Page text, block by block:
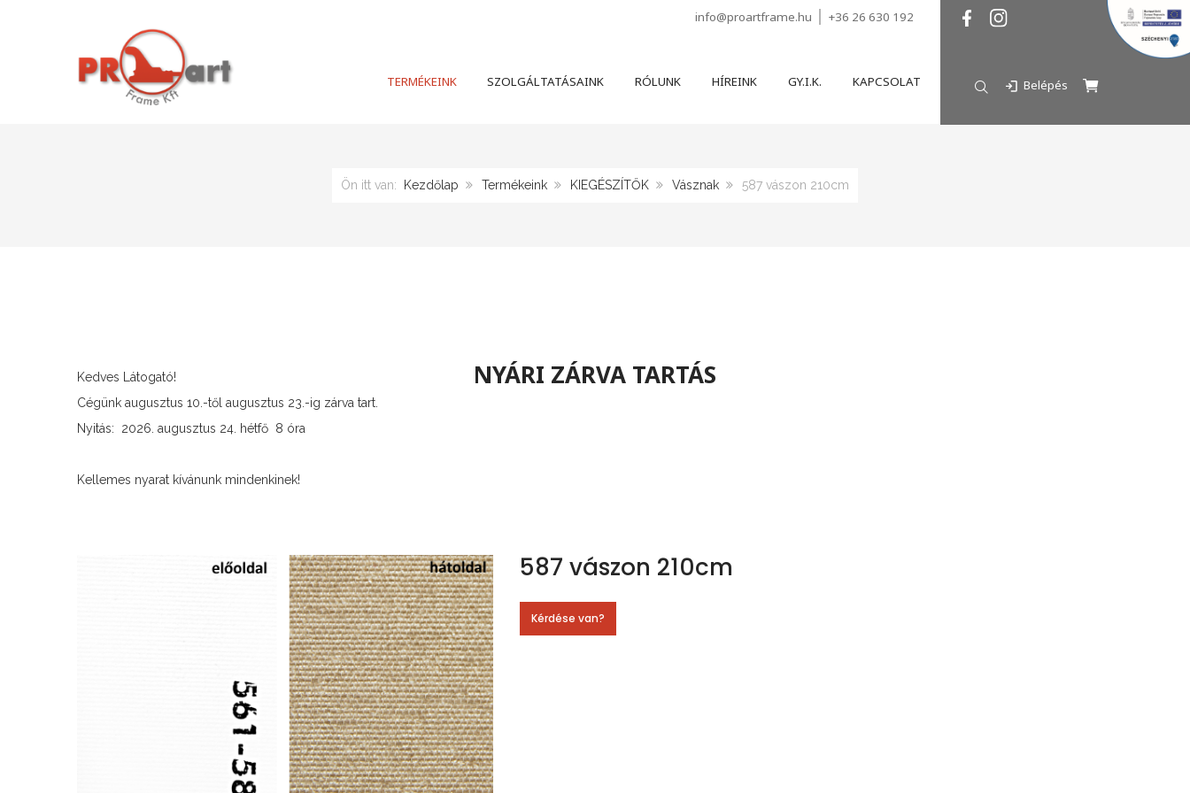
info@proartframe.hu +36 26 630 192
TERMÉKEINK SZOLGÁLTATÁSAINK RÓLUNK HÍREINK GY.I.K. KAPCSOLAT Belépés
Ön itt van: Kezdőlap Termékeink KIEGÉSZÍTŐK Vásznak 587 vászon 210cm
NYÁRI ZÁRVA TARTÁS
Kedves Látogató!
Cégünk augusztus 10.-től augusztus 23.-ig zárva tart.
Nyitás: 2026. augusztus 24. hétfő 8 óra
Kellemes nyarat kívánunk mindenkinek!
587 vászon 210cm
Kérdése van?